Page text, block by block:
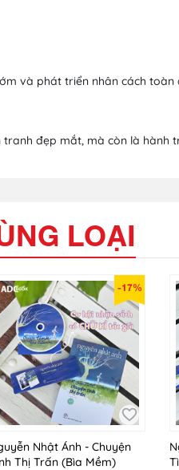
và phát triển nhân cách toàn
đẹp mắt, mà còn là
LOẠI
-17%
Nhật Ánh - Chuyện
Thị Trấn (Bìa Mềm)